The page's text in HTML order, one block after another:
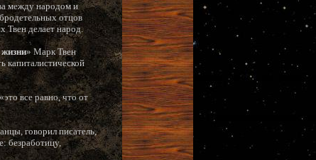
между народом и
отцов
Твен делает народ.
» Марк Твен
капиталистической
все равно, что от
говорил писатель,
безработицу,